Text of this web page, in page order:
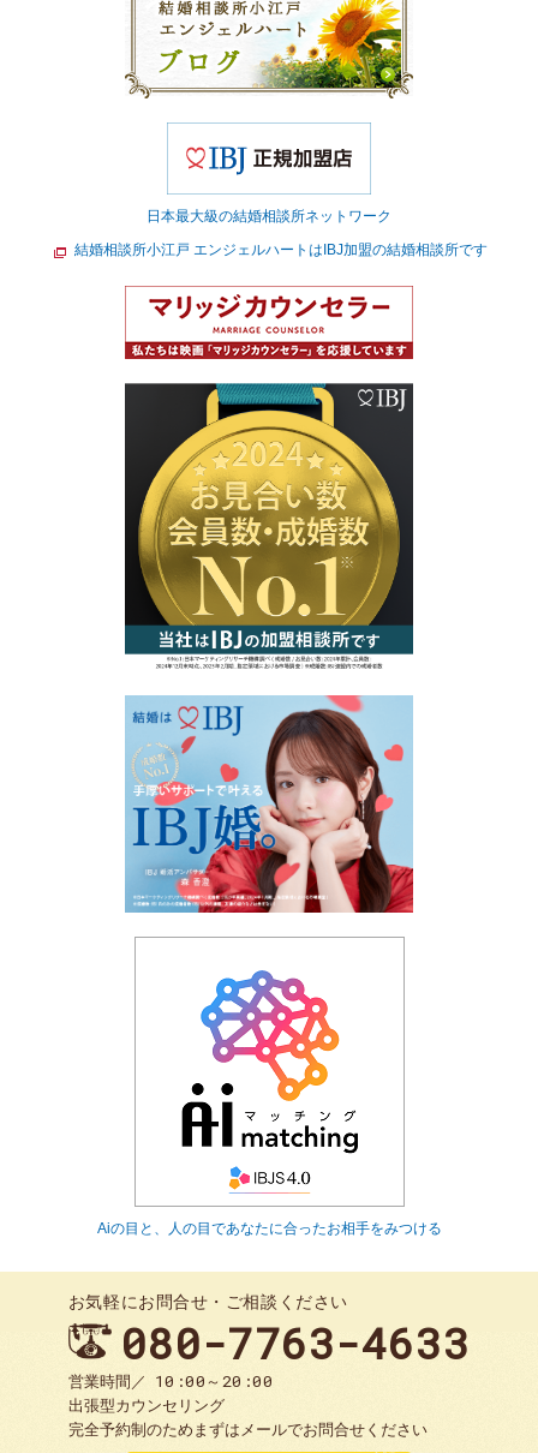
日本最大級の結婚相談所ネットワーク
結婚相談所小江戸 エンジェルハートはIBJ加盟の結婚相談所です
Aiの目と、人の目であなたに合ったお相手をみつける
お気軽にお問合せ・ご相談ください
080-7763-4633
営業時間／ 10:00～20:00
出張型カウンセリング
完全予約制のためまずはメールでお問合せください